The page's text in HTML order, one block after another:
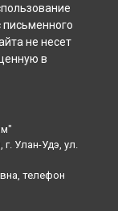
не несет
в
Улан-Удэ, ул.
телефон